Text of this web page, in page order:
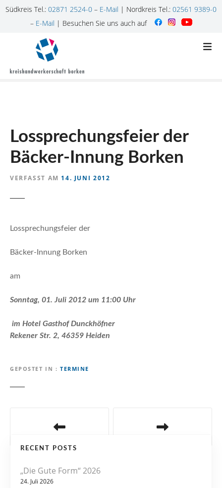
Südkreis Tel.: 02871 2524-0 – E-Mail | Nordkreis Tel.: 02561 9389-0
– E-Mail | Besuchen Sie uns auch auf
Lossprechungsfeier der
Bäcker-Innung Borken
VERFASST AM 14. JUNI 2012
Lossprechungsfeier der
Bäcker-Innung Borken
am
Sonntag, 01. Juli 2012 um 11:00 Uhr
im Hotel Gasthof Dunckhöfner
Rekener Str. 2, 46359 Heiden
GEPOSTET IN TERMINE
RECENT POSTS
„Die Gute Form“ 2026
24. Juli 2026